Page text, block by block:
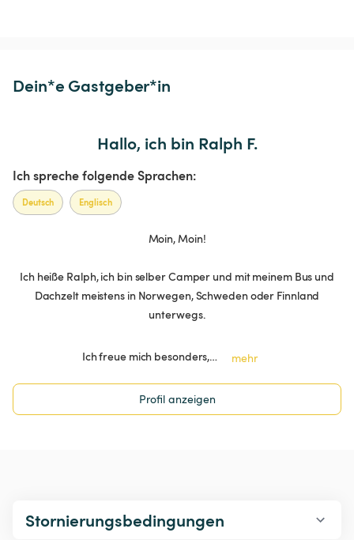
Dein*e Gastgeber*in
Hallo, ich bin Ralph F.
Ich spreche folgende Sprachen:
Deutsch Englisch
Moin, Moin!
Ich heiße Ralph, ich bin selber Camper und mit meinem Bus und
Dachzelt meistens in Norwegen, Schweden oder Finnland
unterwegs.
Ich freue mich besonders,… mehr
Profil anzeigen
Stornierungsbedingungen